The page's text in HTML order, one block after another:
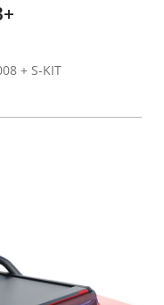
+ S-KIT